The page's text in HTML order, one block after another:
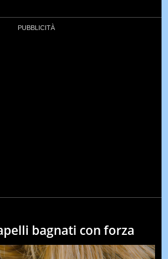
bagnati con forza